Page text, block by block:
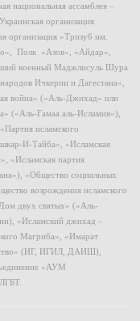
национальная ассамблея –
организация
организация «Тризуб им.
Полк «Азов», «Айдар»,
военный Маджлисуль Шура
Ичкерии и Дагестана»,
война» («Аль-Джихад» или
(«Аль-Гамаа аль-Исламия»),
исламского
И-Тайба», «Исламская
«Исламская партия
«Общество социальных
возрождения исламского
двух святых» («Аль-
«Исламский джихад –
Магриба», «Имарат
(ИГ, ИГИЛ, ДАИШ),
«АУМ